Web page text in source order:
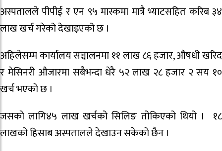
अस्पतालले पीपीई र एन ९५ मास्कमा मात्रै भ्याटसहित करिब ३४
लाख खर्च गरेको देखाइएको छ ।
अहिलेसम्म कार्यालय सञ्चालनमा ११ लाख ८६ हजार, औषधी खरिद
र मेसिनरी औजारमा सबैभन्दा धेरै ५२ लाख २८ हजार २ सय १०
खर्च भएको छ ।
जसको लागि४५ लाख खर्चको सिलिङ तोकिएको थियो । १८
लाखको हिसाब अस्पतालले देखाउन सकेको छैन ।